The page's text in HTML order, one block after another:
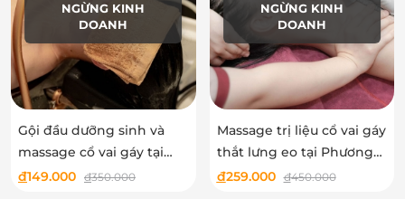
NGỪNG KINH
DOANH
Gội đầu dưỡng sinh và
massage cổ vai gáy tại
Phương Hoàng Y
đ149.000 đ350.000
NGỪNG KINH
DOANH
Massage trị liệu cổ vai gáy
thắt lưng eo tại Phương
Hoàng Y
đ259.000 đ450.000